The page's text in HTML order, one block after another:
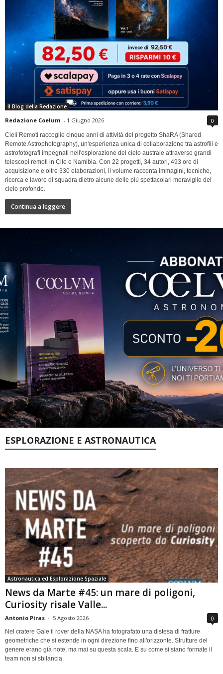
Il Blog della Redazione
Redazione Coelum - 1 Giugno 2026 0
Cieli Remoti raccoglie cinque anni di attività del progetto ShaRA (Shared
Remote Astrophotography), un'esperienza unica di collaborazione tra astrofili e
astrofotografi impegnati nell'esplorazione del cielo australe attraverso grandi
telescopi remoti in Cile e Namibia. Con 22 progetti, 34 autori, 493 ore di
acquisizione e oltre 330 elaborazioni, il volume racconta immagini, tecniche,
ricerca e lavoro di squadra dietro alcune delle più spettacolari meraviglie del
cielo profondo.
Continua a leggere
ESPLORAZIONE E ASTRONAUTICA
Astronautica ed Esplorazione Spaziale
News da Marte #45: un mare di poligoni,
Curiosity risale Valle...
Antonio Piras - 5 Agosto 2026 0
Nel cratere Gale il rover della NASA ha fotografato una distesa di fratture
geometriche che si estende in ogni direzione fino all'orizzonte. Strutture del
genere erano già note, ma mai su questa scala. E su come si siano formate il
team non si sbilancia.